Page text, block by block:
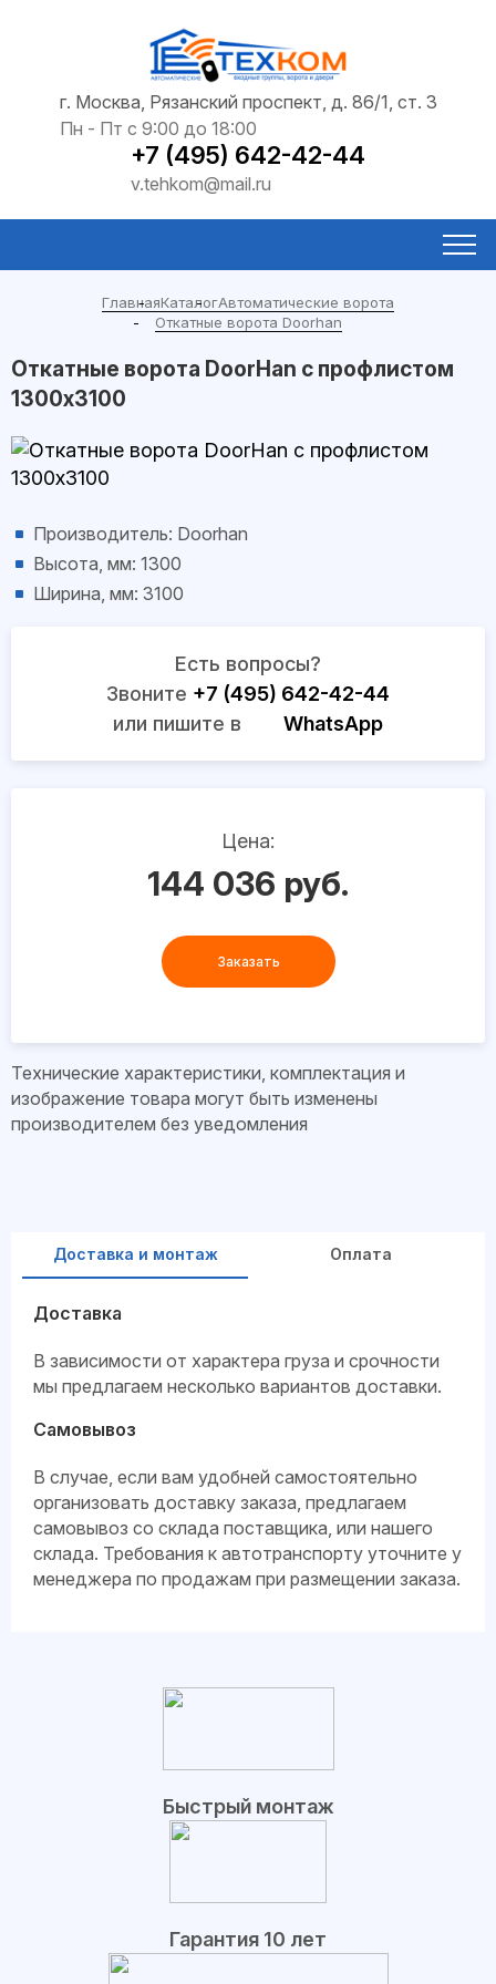
г. Москва, Рязанский проспект, д. 86/1, ст. 3
Пн - Пт с 9:00 до 18:00
+7 (495) 642-42-44
v.tehkom@mail.ru
ГлавнаяКаталогАвтоматические ворота
Откатные ворота Doorhan
Откатные ворота DoorHan с профлистом
1300x3100
Производитель: Doorhan
Высота, мм: 1300
Ширина, мм: 3100
Есть вопросы?
Звоните +7 (495) 642-42-44
или пишите в
WhatsApp
Цена:
144 036 руб.
Заказать
Технические характеристики, комплектация и
изображение товара могут быть изменены
производителем без уведомления
Доставка и монтаж Оплата
Доставка
В зависимости от характера груза и срочности
мы предлагаем несколько вариантов доставки.
Самовывоз
В случае, если вам удобней самостоятельно
организовать доставку заказа, предлагаем
самовывоз со склада поставщика, или нашего
склада. Требования к автотранспорту уточните у
менеджера по продажам при размещении заказа.
Быстрый монтаж
Гарантия 10 лет